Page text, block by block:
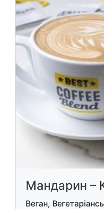
Мандарин –
Веган,